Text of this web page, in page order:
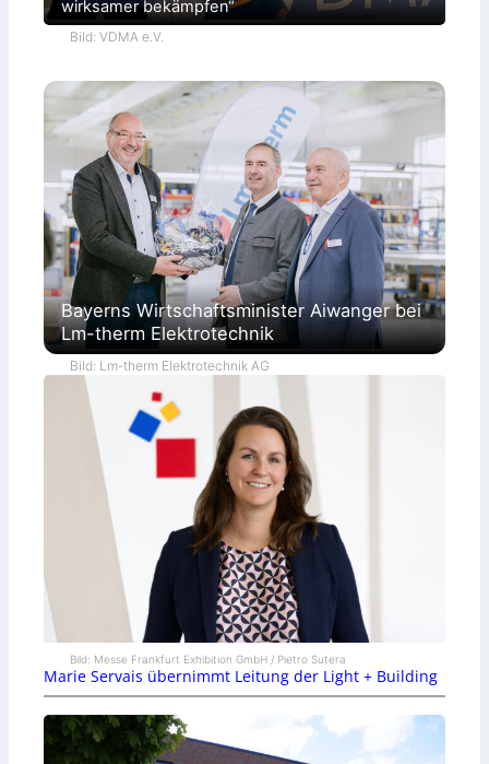
wirksamer bekämpfen“
Bild: VDMA e.V.
Bayerns Wirtschaftsminister Aiwanger bei
Lm-therm Elektrotechnik
Bild: Lm-therm Elektrotechnik AG
Bild: Messe Frankfurt Exhibition GmbH / Pietro Sutera
Marie Servais übernimmt Leitung der Light + Building